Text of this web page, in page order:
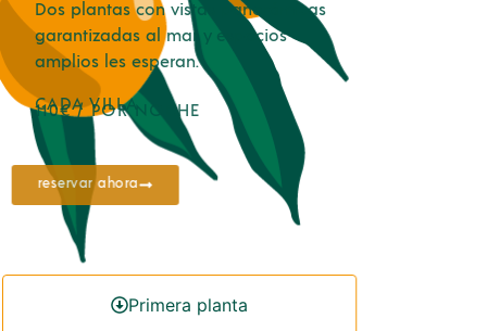
Dos plantas con vistas panorámicas
garantizadas al mar y espacios
amplios les esperan.
CADA VILLA
110€ / POR NOCHE
reservar ahora
Primera planta